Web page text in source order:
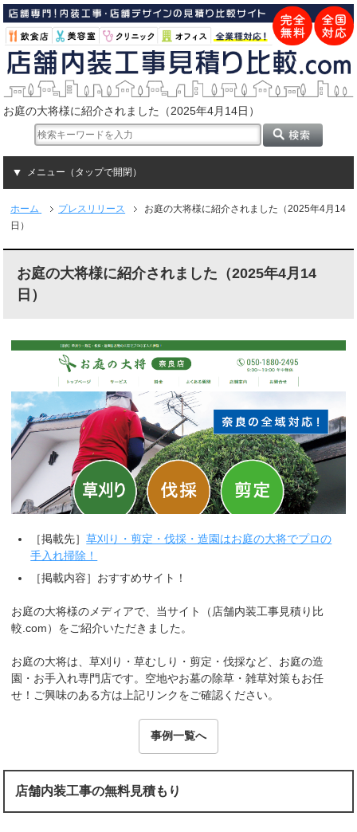
お庭の大将様に紹介されました（2025年4月14日）
メニュー（タップで開閉）
ホーム プレスリリース
お庭の大将様に紹介されました（2025年4月14
日）
お庭の大将様に紹介されました（2025年4月14
日）
［掲載先］草刈り・剪定・伐採・造園はお庭の大将でプロの
手入れ掃除！
［掲載内容］おすすめサイト！
お庭の大将様のメディアで、当サイト（店舗内装工事見積り比
較.com）をご紹介いただきました。
お庭の大将は、草刈り・草むしり・剪定・伐採など、お庭の造
園・お手入れ専門店です。空地やお墓の除草・雑草対策もお任
せ！ご興味のある方は上記リンクをご確認ください。
事例一覧へ
店舗内装工事の無料見積もり